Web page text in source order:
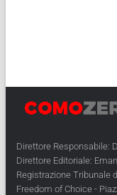
Direttore Responsabile:
Direttore Editoriale:
Registrazione Tribunale
Freedom of Choice -